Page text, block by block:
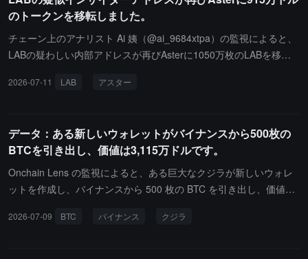
のトークンを移転しました。
チェーン上のアナリスト Ai 姨（@ai_9684xtpa）の監視によると、
LABの疑わしい内部アドレスが再びAsterに1050万枚のLABを移転
値があります。このアドレスは約22時間ぶりに同じ方法でLABを再
コインの移転を完了した後、LABの価格が一時大幅に下落しまし
た。
2026-07-11 LAB アスター
データ：ある新しいウォレットがバイナンスから500枚の
BTCを引き出し、価値は3,115万ドルです。
Onchain Lens の監視によると、ある巨大なクジラが新しいウォレ
ットを作成し、バイナンスから 500 枚の BTC を引き出し、価値は
2026-07-09 BTC バイナンス クジラ